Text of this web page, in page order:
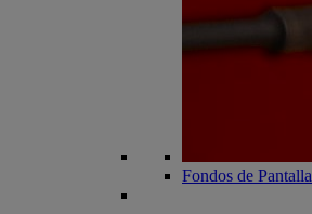
Fondos de Pantalla